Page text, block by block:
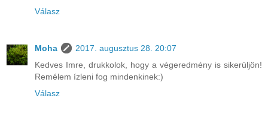
Válasz
Moha
2017. augusztus 28. 20:07
Kedves Imre, drukkolok, hogy a végeredmény is sikerüljön!
Remélem ízleni fog mindenkinek:)
Válasz